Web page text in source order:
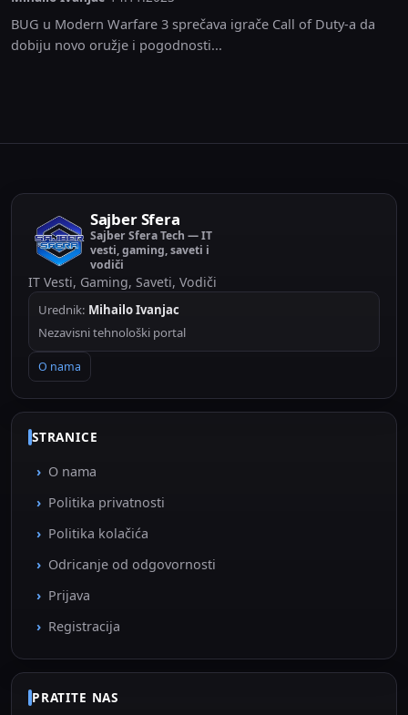
BUG u Modern Warfare 3 sprečava igrače Call of Duty-a da
dobiju novo oružje i pogodnosti...
Sajber Sfera
Sajber Sfera Tech — IT
vesti, gaming, saveti i
vodiči
IT Vesti, Gaming, Saveti, Vodiči
Urednik: Mihailo Ivanjac
Nezavisni tehnološki portal
O nama
STRANICE
O nama
Politika privatnosti
Politika kolačića
Odricanje od odgovornosti
Prijava
Registracija
PRATITE NAS